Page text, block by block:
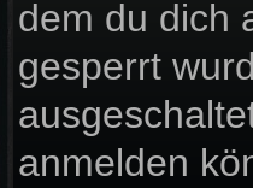
dem du dich
gesperrt
anmelden